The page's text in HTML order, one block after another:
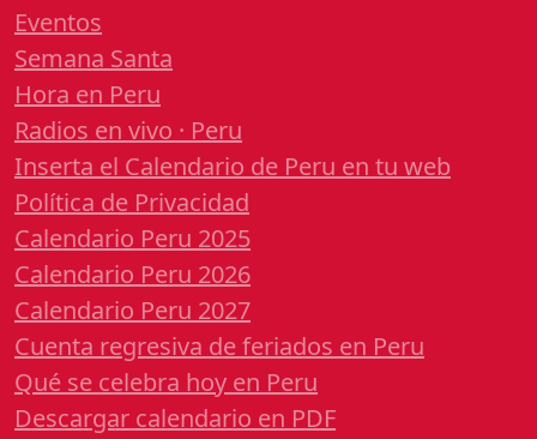
Eventos
Semana Santa
Hora en Peru
Radios en vivo · Peru
Inserta el Calendario de Peru en tu web
Política de Privacidad
Calendario Peru 2025
Calendario Peru 2026
Calendario Peru 2027
Cuenta regresiva de feriados en Peru
Qué se celebra hoy en Peru
Descargar calendario en PDF